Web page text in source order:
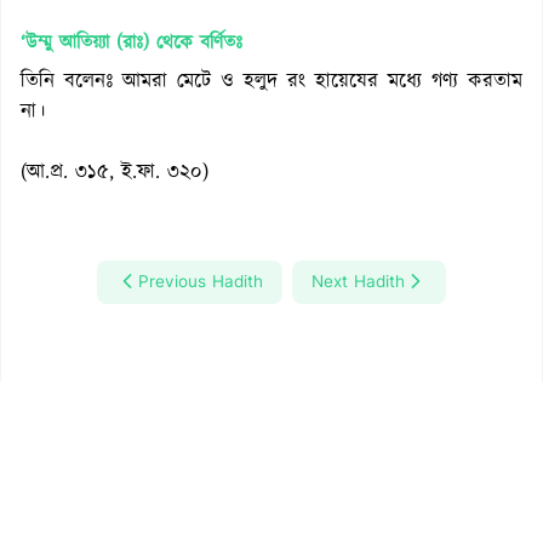
‘উম্মু আতিয়্যা (রাঃ) থেকে বর্ণিতঃ
তিনি বলেনঃ আমরা মেটে ও হলুদ রং হায়েযের মধ্যে গণ্য করতাম
না।
(আ.প্র. ৩১৫, ই.ফা. ৩২০)
Previous Hadith Next Hadith